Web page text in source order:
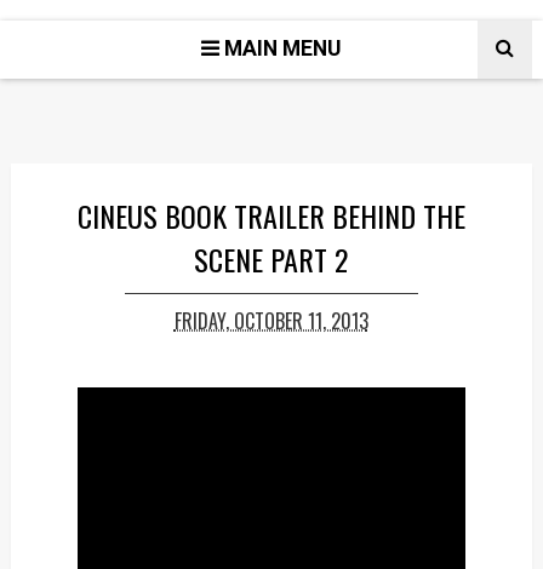
MAIN MENU
CINEUS BOOK TRAILER BEHIND THE
SCENE PART 2
FRIDAY, OCTOBER 11, 2013